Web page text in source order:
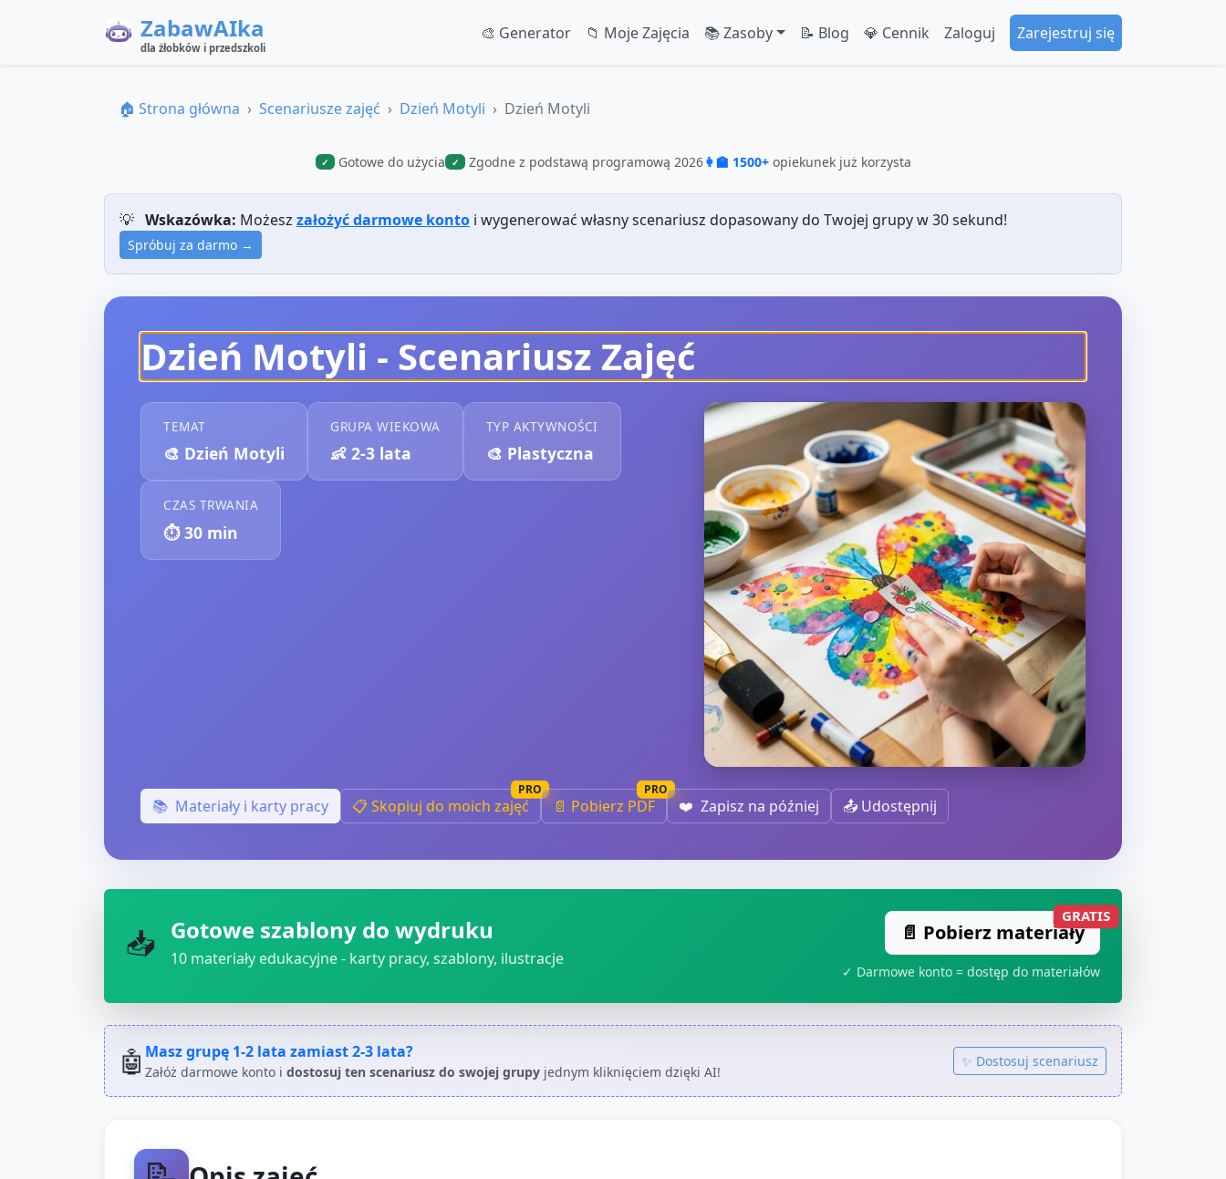
ZabawAIka
dla żłobków i przedszkoli
🎨 Generator 📁 Moje Zajęcia 📚 Zasoby 📝 Blog 💎 Cennik Zaloguj Zarejestruj się
🏠 Strona główna Scenariusze zajęć Dzień Motyli Dzień Motyli
✓ Gotowe do użycia ✓ Zgodne z podstawą programową 2026👩‍🏫 1500+ opiekunek już korzysta
💡 Wskazówka: Możesz założyć darmowe konto i wygenerować własny scenariusz dopasowany do Twojej grupy w 30 sekund!
Spróbuj za darmo →
Dzień Motyli - Scenariusz Zajęć
TEMAT
🎨 Dzień Motyli
GRUPA WIEKOWA
👶 2-3 lata
TYP AKTYWNOŚCI
🎨 Plastyczna
CZAS TRWANIA
⏱️30 min
📚 Materiały i karty pracy 📋 Skopiuj do moich zajęć
PRO
📄 Pobierz PDF
PRO
❤️ Zapisz na później 📤 Udostępnij
📥 Gotowe szablony do wydruku
10 materiały edukacyjne - karty pracy, szablony, ilustracje
📄 Pobierz materiały
GRATIS
✓ Darmowe konto = dostęp do materiałów
🤖Masz grupę 1-2 lata zamiast2-3 lata?
Załóż darmowe konto i dostosuj ten scenariusz do swojej grupy jednym kliknięciem dzięki AI!
✨ Dostosuj scenariusz